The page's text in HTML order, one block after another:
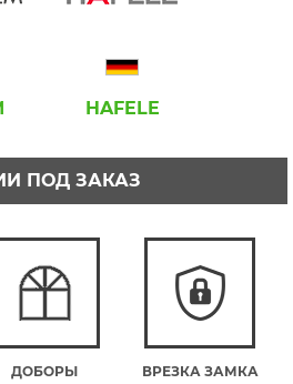
HAFELE
ПОД ЗАКАЗ
ДОБОРЫ
ВРЕЗКА ЗАМКА